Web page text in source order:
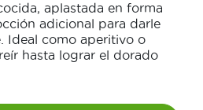
aplastada en forma
adicional para darle
Ideal como aperitivo o
hasta lograr el dorado